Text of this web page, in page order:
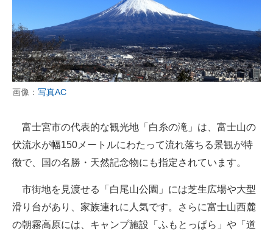
画像： 写真AC
富士宮市の代表的な観光地「白糸の滝」は、富士山の
伏流水が幅150メートルにわたって流れ落ちる景観が特
徴で、国の名勝・天然記念物にも指定されています。
市街地を見渡せる「白尾山公園」には芝生広場や大型
滑り台があり、家族連れに人気です。さらに富士山西麓
の朝霧高原には、キャンプ施設「ふもとっぱら」や「道